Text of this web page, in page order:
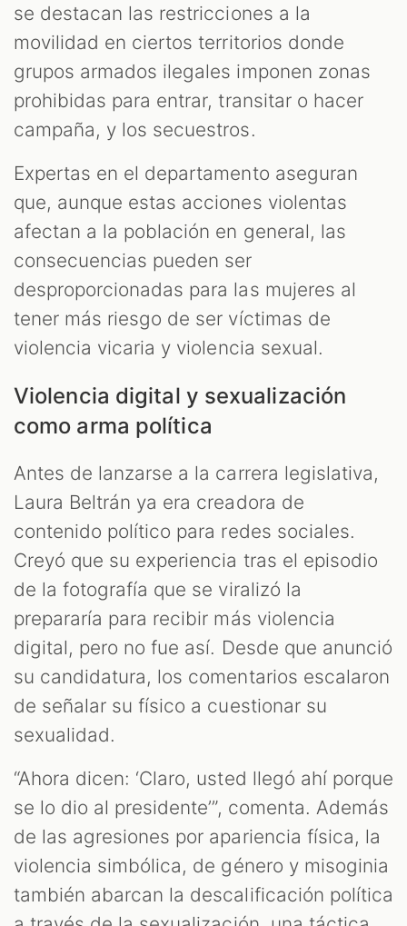
se destacan las restricciones a la
movilidad en ciertos territorios donde
grupos armados ilegales imponen zonas
prohibidas para entrar, transitar o hacer
campaña, y los secuestros.
Expertas en el departamento aseguran
que, aunque estas acciones violentas
afectan a la población en general, las
consecuencias pueden ser
desproporcionadas para las mujeres al
tener más riesgo de ser víctimas de
violencia vicaria y violencia sexual.
Violencia digital y sexualización
como arma política
Antes de lanzarse a la carrera legislativa,
Laura Beltrán ya era creadora de
contenido político para redes sociales.
Creyó que su experiencia tras el episodio
de la fotografía que se viralizó la
prepararía para recibir más violencia
digital, pero no fue así. Desde que anunció
su candidatura, los comentarios escalaron
de señalar su físico a cuestionar su
sexualidad.
“Ahora dicen: ‘Claro, usted llegó ahí porque
se lo dio al presidente’”, comenta. Además
de las agresiones por apariencia física, la
violencia simbólica, de género y misoginia
también abarcan la descalificación política